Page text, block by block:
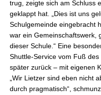
trug, zeigte sich am Schluss
geklappt hat. „Dies ist uns
Schulgemeinde eingebracht
war ein Gemeinschaftswerk,
dieser Schule.“ Eine
Shuttle-Service vom Fuß
später zurück – mit eigenen
„Wir Lietzer sind eben nicht
durch pragmatisch“,